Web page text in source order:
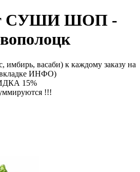
СУШИ ШОП -
имбирь, васаби) к каждому заказу на
вкладке ИНФО)
15%
!!!